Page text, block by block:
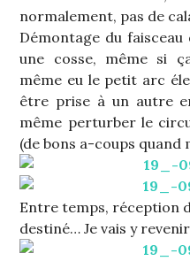
normalement, pas de
Démontage du
une cosse, même si
même eu le petit arc
être prise à un autre
même perturber le
(de bons a-coups quand
Entre temps, réception
destiné… Je vais y